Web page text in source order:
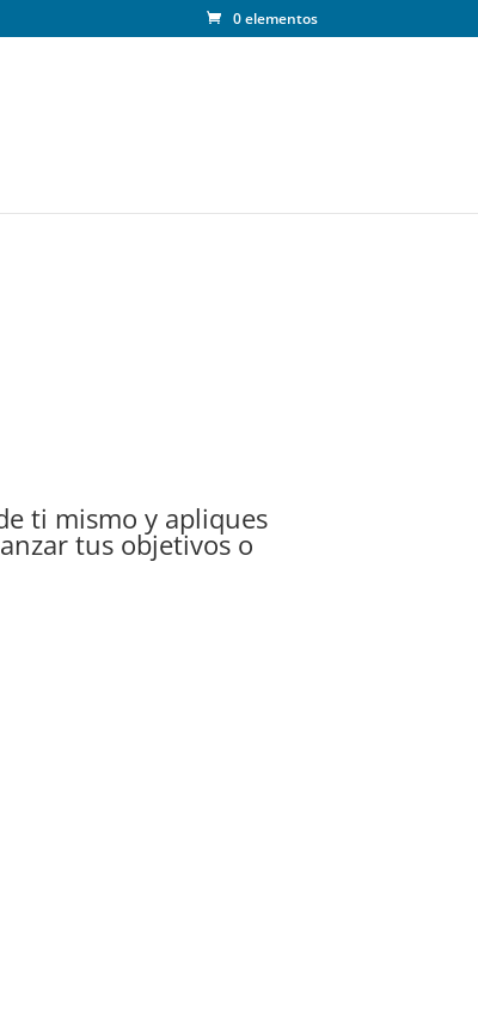
0 elementos
ti mismo y apliques
tus objetivos o